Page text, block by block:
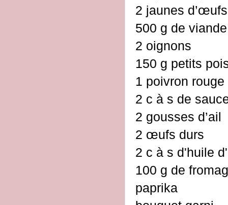
2 jaunes d’œufs
500 g de
2 oignons
150 g petits
1 poivron rouge
2 c à s de
2 gousses d’ail
2 œufs durs
2 c à s d'huile
100 g de
paprika